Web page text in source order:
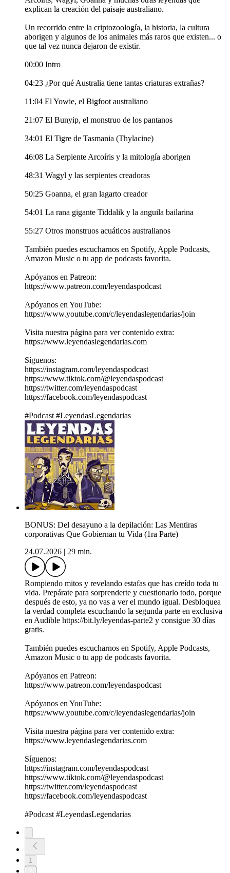
explican la creación del paisaje australiano.
Un recorrido entre la criptozoología, la historia, la cultura
aborigen y algunos de los animales más raros que existen... o
que tal vez nunca dejaron de existir.
00:00 Intro
04:23 ¿Por qué Australia tiene tantas criaturas extrañas?
11:04 El Yowie, el Bigfoot australiano
21:07 El Bunyip, el monstruo de los pantanos
34:01 El Tigre de Tasmania (Thylacine)
46:08 La Serpiente Arcoíris y la mitología aborigen
48:31 Wagyl y las serpientes creadoras
50:25 Goanna, el gran lagarto creador
54:01 La rana gigante Tiddalik y la anguila bailarina
55:27 Otros monstruos acuáticos australianos
También puedes escucharnos en Spotify, Apple Podcasts,
Amazon Music o tu app de podcasts favorita.
Apóyanos en Patreon:
https://www.patreon.com/leyendaspodcast
Apóyanos en YouTube:
https://www.youtube.com/c/leyendaslegendarias/join
Visita nuestra página para ver contenido extra:
https://www.leyendaslegendarias.com
Síguenos:
https://instagram.com/leyendaspodcast
https://www.tiktok.com/@leyendaspodcast
https://twitter.com/leyendaspodcast
https://facebook.com/leyendaspodcast
#Podcast #LeyendasLegendarias
BONUS: Del desayuno a la depilación: Las Mentiras
corporativas Que Gobiernan tu Vida (1ra Parte)
24.07.2026
29 min.
Rompiendo mitos y revelando estafas que has creído toda tu
vida. Prepárate para sorprenderte y cuestionarlo todo, porque
después de esto, ya no vas a ver el mundo igual. Desbloquea
la verdad completa escuchando la segunda parte en exclusiva
en Audible https://bit.ly/leyendas-parte2 y consigue 30 días
gratis.
También puedes escucharnos en Spotify, Apple Podcasts,
Amazon Music o tu app de podcasts favorita.
Apóyanos en Patreon:
https://www.patreon.com/leyendaspodcast
Apóyanos en YouTube:
https://www.youtube.com/c/leyendaslegendarias/join
Visita nuestra página para ver contenido extra:
https://www.leyendaslegendarias.com
Síguenos:
https://instagram.com/leyendaspodcast
https://www.tiktok.com/@leyendaspodcast
https://twitter.com/leyendaspodcast
https://facebook.com/leyendaspodcast
#Podcast #LeyendasLegendarias
1